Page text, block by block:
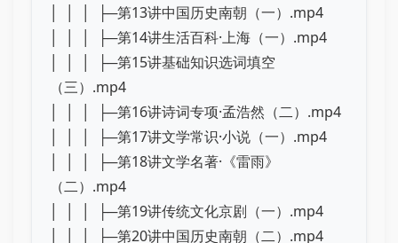
│ │ │ ├─第13讲中国历史南朝（一）.mp4
│ │ │ ├─第14讲生活百科·上海（一）.mp4
│ │ │ ├─第15讲基础知识选词填空
（三）.mp4
│ │ │ ├─第16讲诗词专项·孟浩然（二）.mp4
│ │ │ ├─第17讲文学常识·小说（一）.mp4
│ │ │ ├─第18讲文学名著·《雷雨》
（二）.mp4
│ │ │ ├─第19讲传统文化京剧（一）.mp4
│ │ │ ├─第20讲中国历史南朝（二）.mp4